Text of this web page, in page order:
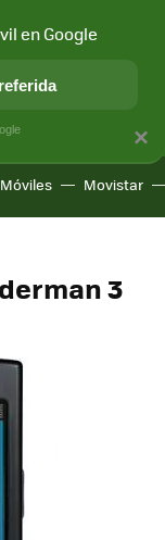
APLICACIONES
Móviles Movistar
3
×
en Google